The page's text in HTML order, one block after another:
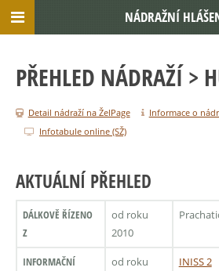
PŘEHLED NÁDRAŽÍ >
Detail nádraží na ŽelPage
Informace o
Infotabule online (SŽ)
AKTUÁLNÍ PŘEHLED
DÁLKOVĚ ŘÍZENO
Z
od roku
2010
INFORMAČNÍ
od roku
INISS 2
NÁDRAŽNÍ